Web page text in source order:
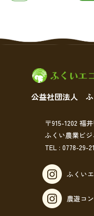
公益社団法人 ふ
〒915-1202 福
ふくい農業ビ
TEL : 0778-29-
ふくい
農遊コ